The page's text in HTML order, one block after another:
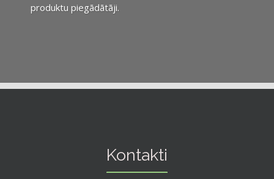
produktu piegādātāji.
Kontakti